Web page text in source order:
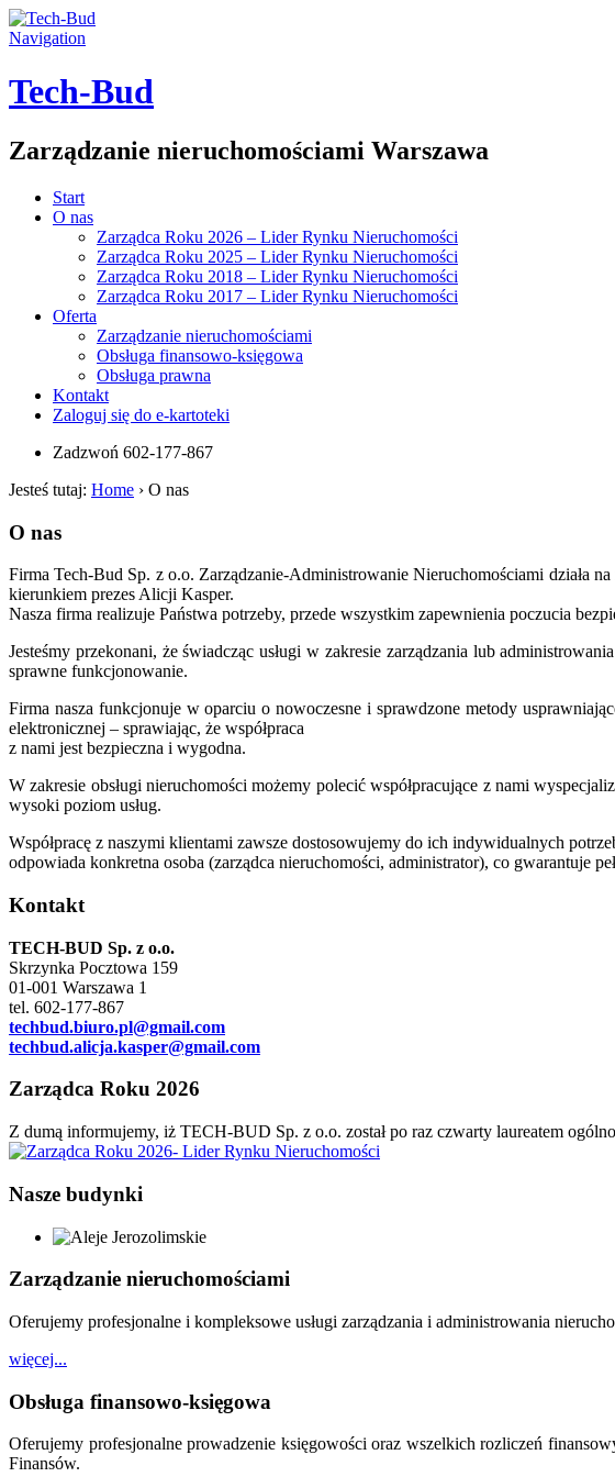
Navigation
Tech-Bud
Zarządzanie nieruchomościami Warszawa
Start
O nas
Zarządca Roku 2026 – Lider Rynku Nieruchomości
Zarządca Roku 2025 – Lider Rynku Nieruchomości
Zarządca Roku 2018 – Lider Rynku Nieruchomości
Zarządca Roku 2017 – Lider Rynku Nieruchomości
Oferta
Zarządzanie nieruchomościami
Obsługa finansowo-księgowa
Obsługa prawna
Kontakt
Zaloguj się do e-kartoteki
Zadzwoń 602-177-867
Jesteś tutaj: Home › O nas
O nas
Firma Tech-Bud Sp. z o.o. Zarządzanie-Administrowanie Nieruchomościami działa
kierunkiem prezes Alicji Kasper.
Nasza firma realizuje Państwa potrzeby, przede wszystkim zapewnienia poczucia
Jesteśmy przekonani, że świadcząc usługi w zakresie zarządzania lub
sprawne funkcjonowanie.
Firma nasza funkcjonuje w oparciu o nowoczesne i sprawdzone metody
elektronicznej – sprawiając, że współpraca
z nami jest bezpieczna i wygodna.
W zakresie obsługi nieruchomości możemy polecić współpracujące z nami
wysoki poziom usług.
Współpracę z naszymi klientami zawsze dostosowujemy do ich indywidualnych
odpowiada konkretna osoba (zarządca nieruchomości, administrator), co gwarantuje
Kontakt
TECH-BUD Sp. z o.o.
Skrzynka Pocztowa 159
01-001 Warszawa 1
tel. 602-177-867
techbud.biuro.pl@gmail.com
techbud.alicja.kasper@gmail.com
Zarządca Roku 2026
Z dumą informujemy, iż TECH-BUD Sp. z o.o. został po raz czwarty laureatem
Nasze budynki
Zarządzanie nieruchomościami
Oferujemy profesjonalne i kompleksowe usługi zarządzania i administrowania
więcej...
Obsługa finansowo-księgowa
Oferujemy profesjonalne prowadzenie księgowości oraz wszelkich rozliczeń
Finansów.